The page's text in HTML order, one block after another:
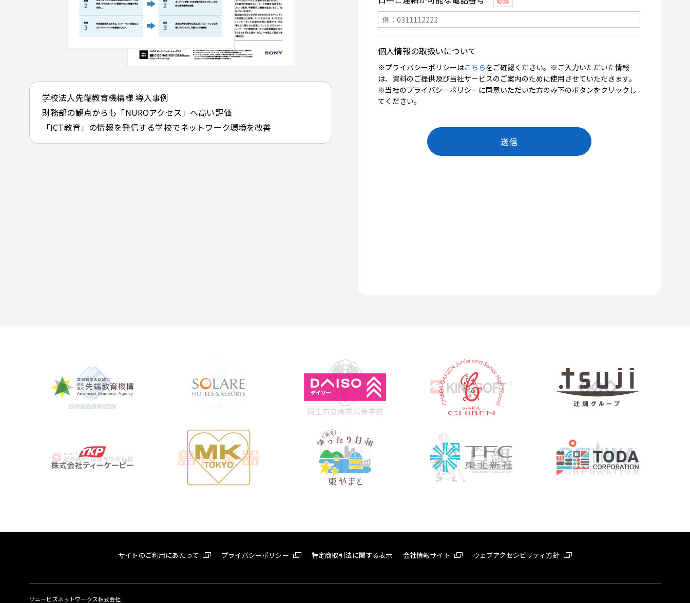
学校法人先端教育機構様 導入事例
財務部の観点からも「NUROアクセス」へ高い評価
「ICT教育」の情報を発信する学校でネットワーク環境を改善
サイトのご利用にあたって プライバシーポリシー 特定商取引法に関する表示 会社情報サイト ウェブアクセシビリティ方針
ソニービズネットワークス株式会社